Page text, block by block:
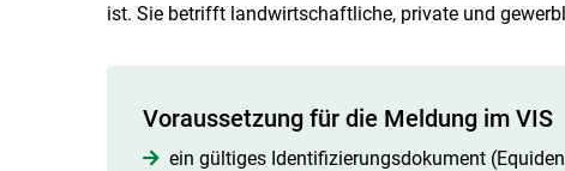
ist. Sie betrifft landwirtschaftliche, private und
Voraussetzung für die Meldung im VIS
ein gültiges Identifizierungsdokument